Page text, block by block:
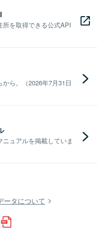
を取得できる公式API
ら。（2026年7月31日
ュアルを掲載していま
ータについて